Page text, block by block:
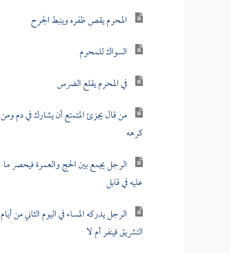
المحرم يقص ظفره وينبط الجرح
السواك للمحرم
في المحرم يقلع الضرس
من قال يجزئ المتمتع أن يشارك في دم ومن
كرهه
الرجل يجمع بين الحج والعمرة فيحصر ما
عليه في قابل
الرجل يدركه المساء في اليوم الثاني من أيام
التشريق فينفر أم لا